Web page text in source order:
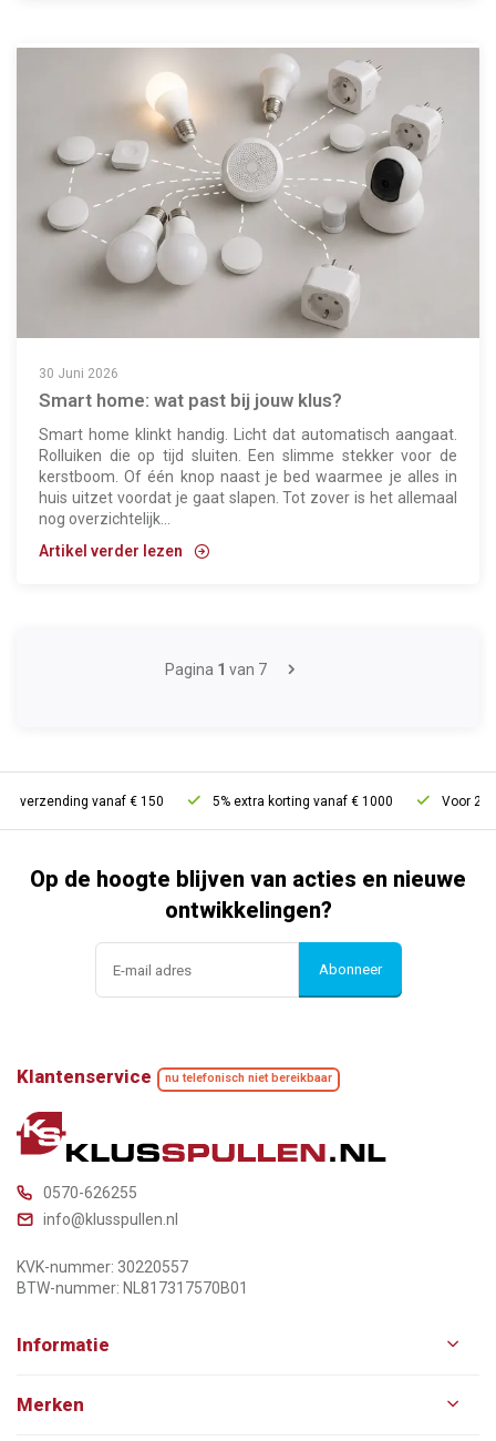
30 Juni 2026
Smart home: wat past bij jouw klus?
Smart home klinkt handig. Licht dat automatisch aangaat.
Rolluiken die op tijd sluiten. Een slimme stekker voor de
kerstboom. Of één knop naast je bed waarmee je alles in
huis uitzet voordat je gaat slapen. Tot zover is het allemaal
nog overzichtelijk...
Artikel verder lezen
Pagina 1 van 7
vanaf € 150 5% extra korting vanaf € 1000 Voor 21u
Op de hoogte blijven van acties en nieuwe
ontwikkelingen?
Abonneer
Klantenservice nu telefonisch niet bereikbaar
0570-626255
info@klusspullen.nl
KVK-nummer: 30220557
BTW-nummer: NL817317570B01
Informatie
Merken